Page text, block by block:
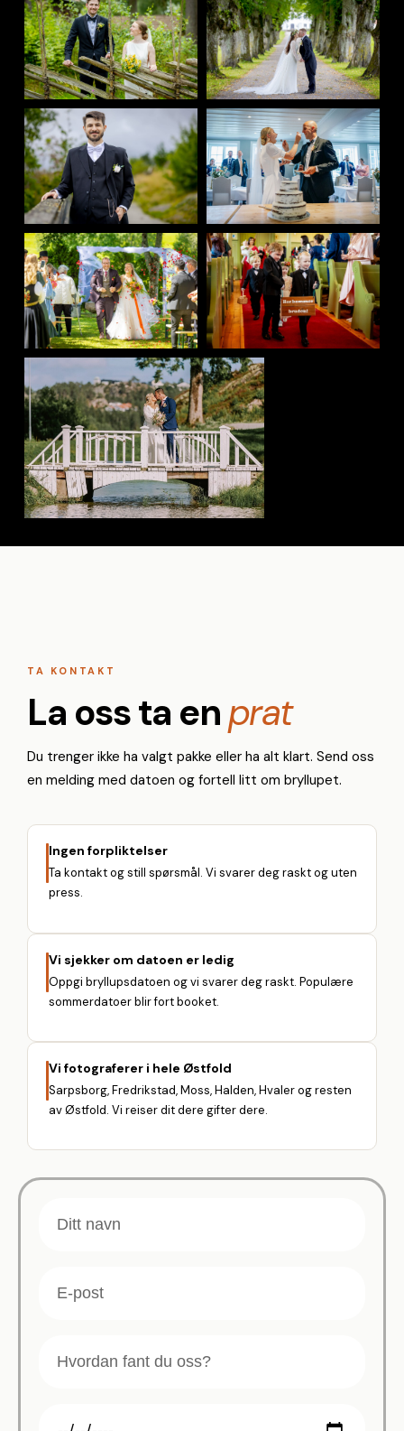
TA KONTAKT
La oss ta enprat
Du trenger ikke ha valgt pakke eller ha alt klart. Send oss
en melding med datoen og fortell litt om bryllupet.
Ingen forpliktelser
Ta kontakt og still spørsmål. Vi svarer deg raskt og uten
press.
Vi sjekker om datoen er ledig
Oppgi bryllupsdatoen og vi svarer deg raskt. Populære
sommerdatoer blir fort booket.
Vi fotograferer i hele Østfold
Sarpsborg, Fredrikstad, Moss, Halden, Hvaler og resten
av Østfold. Vi reiser dit dere gifter dere.